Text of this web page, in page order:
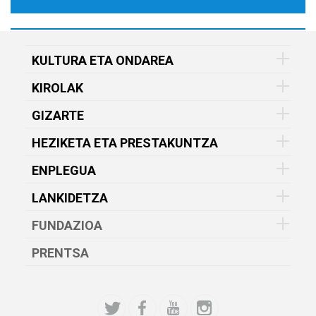
KULTURA ETA ONDAREA
KIROLAK
GIZARTE
HEZIKETA ETA PRESTAKUNTZA
ENPLEGUA
LANKIDETZA
FUNDAZIOA
PRENTSA